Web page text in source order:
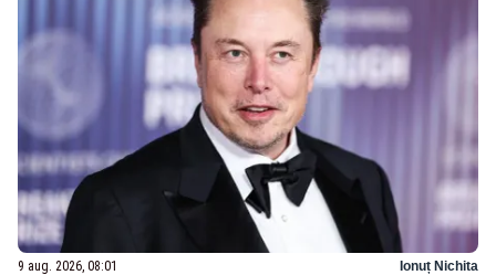
9 aug. 2026, 08:01 Ionuț Nichita